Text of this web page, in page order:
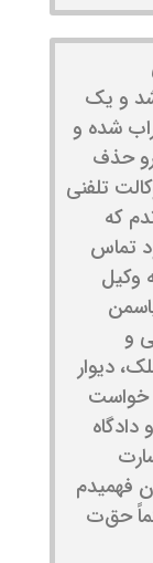
و یک
شده و
حذف
تلفنی
که
تماس
وکیل
و
دیوار
خواست
فهمیدم
حق‌ت